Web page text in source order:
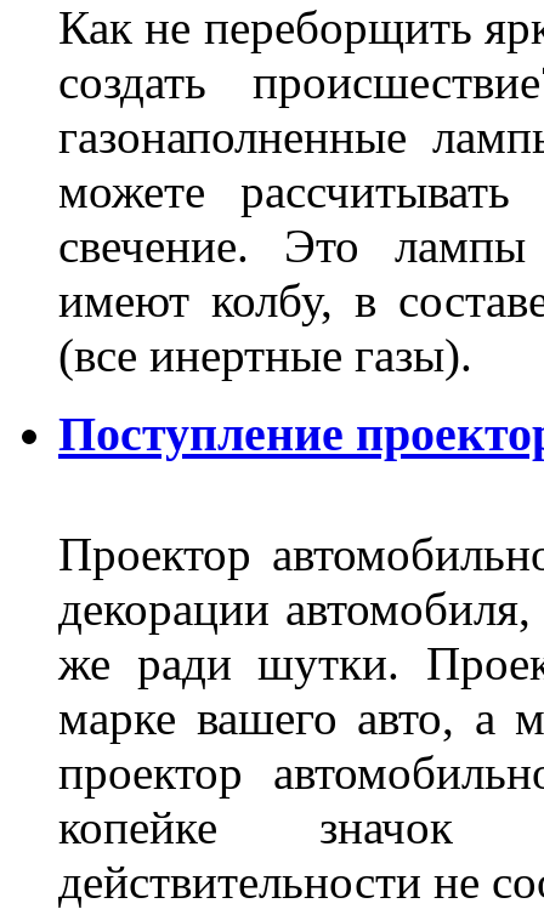
Как не переборщить
создать
газонаполненные
можете
свечение. Это
имеют колбу, в
(все инертные газы).
Поступление
Проектор
декорации
же ради шутки.
марке вашего авто, а
проектор
копейке
действительности не